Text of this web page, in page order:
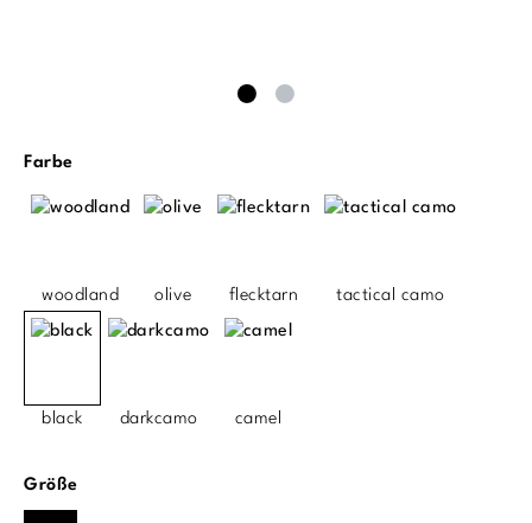
Farbeauswählen
woodland olive flecktarn tactical camo
black darkcamo camel
Größeauswählen